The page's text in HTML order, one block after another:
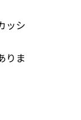
ッシ
りま